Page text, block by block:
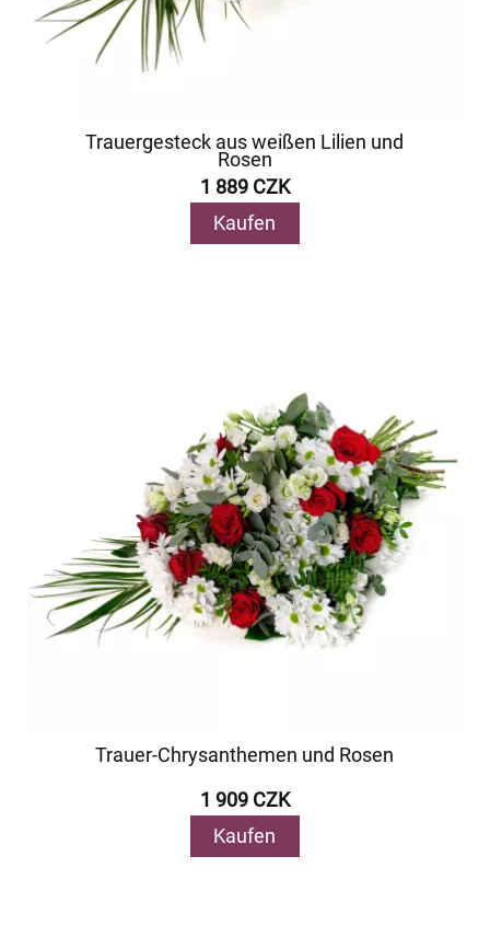
Trauergesteck aus weißen Lilien und
Rosen
1 889 CZK
Kaufen
Trauer-Chrysanthemen und Rosen
1 909 CZK
Kaufen